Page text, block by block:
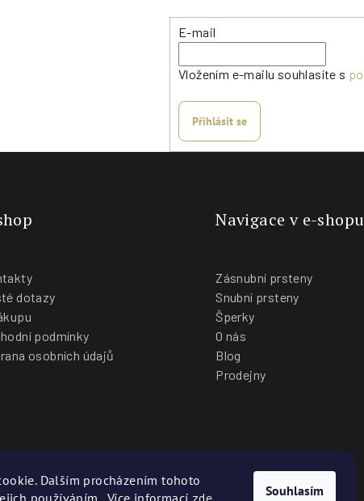
Dalším procházením tohoto
používáním.. Více informací zde Souhlasím
E-mail
Vložením e-mailu souhlasíte s
Přihlásit se
dotazy
podmínky
osobních údajů
Navigace v e-shopu
Zásnubní prsteny
Snubní prsteny
Šperky
O nás
Blog
Prodejny